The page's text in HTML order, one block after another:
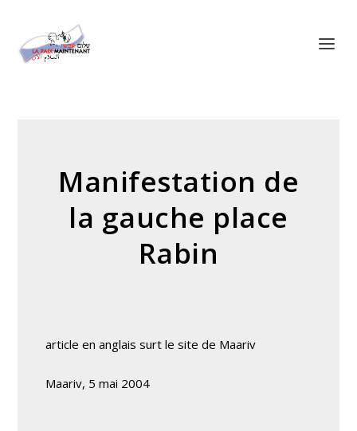
Manifestation de
la gauche place
Rabin
article en anglais surt le site de Maariv
Maariv, 5 mai 2004